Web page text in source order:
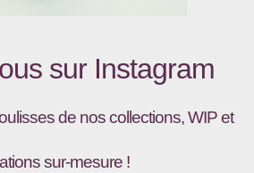
sur Instagram
de nos collections, WIP et
sur-mesure !